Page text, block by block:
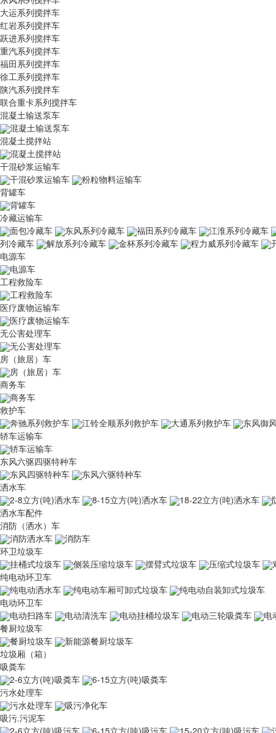
大运系列搅拌车
红岩系列搅拌车
跃进系列搅拌车
重汽系列搅拌车
福田系列搅拌车
徐工系列搅拌车
陕汽系列搅拌车
联合重卡系列搅拌车
混凝土输送泵车
混凝土输送泵车
混凝土搅拌站
混凝土搅拌站
干混砂浆运输车
干混砂浆运输车
粉粒物料运输车
背罐车
背罐车
冷藏运输车
面包冷藏车
东风系列冷藏车 福田系列冷藏车 江淮系列冷藏车
列冷藏车
解放系列冷藏车 金杯系列冷藏车 程力威系列冷藏车
电源车
电源车
工程救险车
工程救险车
医疗废物运输车
医疗废物运输车
无公害处理车
无公害处理车
房（旅居）车
房（旅居）车
商务车
商务车
救护车
奔驰系列救护车
江铃全顺系列救护车 大通系列救护车 东风御
轿车运输车
轿车运输车
东风六驱四驱特种车
东风四驱特种车
东风六驱特种车
洒水车
2-8立方(吨)洒水车
8-15立方(吨)洒水车 18-22立方(吨)洒水车
洒水车配件
消防（洒水）车
消防洒水车
消防车
环卫垃圾车
挂桶式垃圾车
侧装压缩垃圾车 摆臂式垃圾车 压缩式垃圾车
纯电动环卫车
纯电动洒水车
纯电动车厢可卸式垃圾车
纯电动自装卸式垃圾车
电动环卫车
电动扫路车
电动清洗车 电动挂桶垃圾车 电动三轮吸粪车 电
餐厨垃圾车
餐厨垃圾车
新能源餐厨垃圾车
垃圾厢（箱）
吸粪车
2-6立方(吨)吸粪车
6-15立方(吨)吸粪车
污水处理车
污水处理车
吸污净化车
吸污.污泥车
2-6立方(吨)吸污车
6-15立方(吨)吸污车 15-20立方(吨)吸污车